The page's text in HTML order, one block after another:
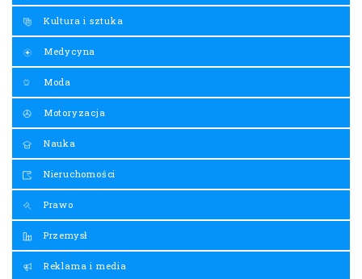
Kultura i sztuka
Medycyna
Moda
Motoryzacja
Nauka
Nieruchomości
Prawo
Przemysł
Reklama i media